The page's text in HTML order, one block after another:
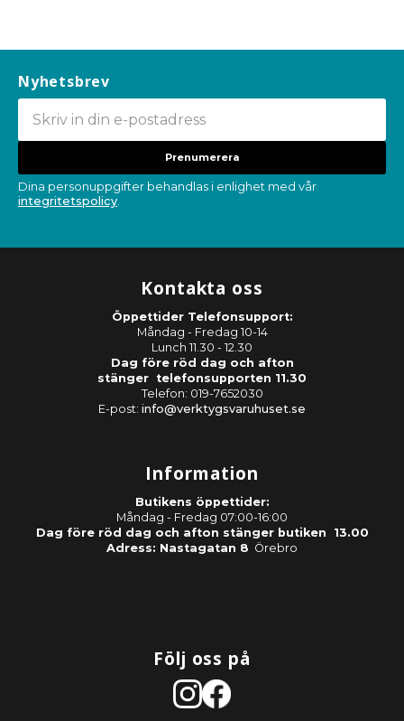
Nyhetsbrev
Prenumerera
Dina personuppgifter behandlas i enlighet med vår
integritetspolicy.
Kontakta oss
Öppettider Telefonsupport:
Måndag - Fredag 10-14
Lunch 11.30 - 12.30
Dag före röd dag och afton
stänger telefonsupporten 11.30
Telefon: 019-7652030
E-post: info@verktygsvaruhuset.se
Information
Butikens öppettider:
Måndag - Fredag 07:00-16:00
Dag före röd dag och afton stänger butiken 13.00
Adress: Nastagatan 8 Örebro
Följ oss på